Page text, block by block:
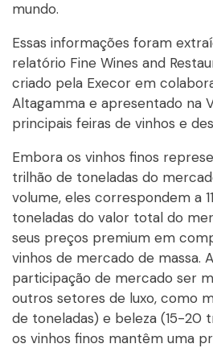
mundo.
Essas informações foram
relatório Fine Wines and
criado pela Execor em
Altagamma e apresentado na
principais feiras de vinhos e
Embora os vinhos finos
trilhão de toneladas do
volume, eles correspondem a
toneladas do valor total do
seus preços premium em
vinhos de mercado de massa.
participação de mercado ser
outros setores de luxo, como
de toneladas) e beleza (15-20
os vinhos finos mantêm uma